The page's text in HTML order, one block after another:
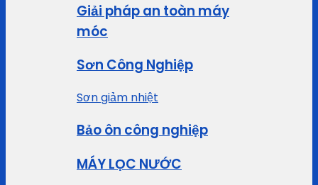
Giải pháp an toàn máy
móc
Sơn Công Nghiệp
Sơn giảm nhiệt
Bảo ôn công nghiệp
MÁY LỌC NƯỚC